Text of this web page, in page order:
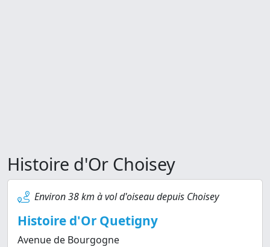
Histoire d'Or Choisey
Environ 38 km à vol d'oiseau depuis Choisey
Histoire d'Or Quetigny
Avenue de Bourgogne